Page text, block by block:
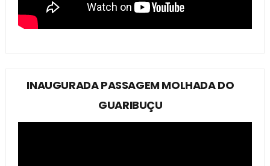
INAUGURADA PASSAGEM MOLHADA DO
GUARIBUÇU